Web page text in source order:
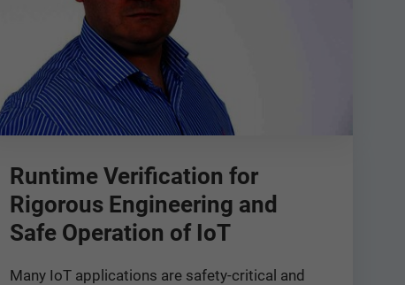
Runtime Verification for
Rigorous Engineering and
Safe Operation of IoT
Many IoT applications are safety-critical and